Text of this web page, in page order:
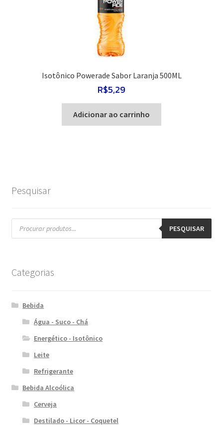
Isotônico Powerade Sabor Laranja 500ML
R$5,29
Adicionar ao carrinho
Pesquisar
Pesquisar
produtos PESQUISAR
Categorias
Bebida
Água - Suco - Chá
Energético - Isotônico
Leite
Refrigerante
Bebida Alcoólica
Cerveja
Destilado - Licor - Coquetel